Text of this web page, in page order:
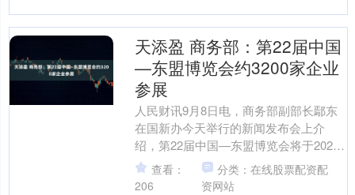
天添盈 商务部：第22届中国
—东盟博览会约3200家企业
参展
人民财讯9月8日电，商务部副部长鄢东
在国新办今天举行的新闻发布会上介
绍，第22届中国—东盟博览会将于2025
年9月17日至21日在广西南宁举办，主题
是“数智赋能....
查看：
206
分类：在线股票配资配
资网站